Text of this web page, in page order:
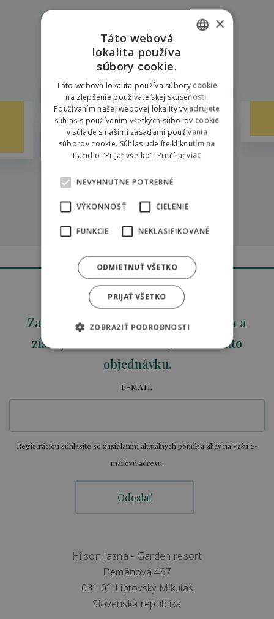
Vyskúšajte tiež
Ostaneme v rezorte
Späť na zážitky
Zaregistrujte svoju e-mailovú adresu a
získajte okamžitú zľavu 5% už na túto
objednávku.
E-MAIL
Registráciou súhlasíte so zasielaním aktuálnych ponúk a zliav na Vašu e-
mailovú adresu.
Hilson Jasná - Garden resort
Demänová 497
031 01 Liptovský Mikuláš
Slovenská republika
POLISH
×
Táto webová
lokalita používa
súbory cookie.
Táto webová lokalita používa súbory cookie
na zlepšenie používateľskej skúsenosti.
Používaním našej webovej lokality vyjadrujete
súhlas s používaním všetkých súborov cookie
v súlade s našimi zásadami používania
súborov cookie. Súhlas udelíte kliknutím na
tlačidlo "Prijať všetko". Prečítať viac
NEVYHNUTNE POTREBNÉ
VÝKONNOSŤ CIELENIE
FUNKCIE NEKLASIFIKOVANÉ
PRIJAŤ VŠETKO
ODMIETNUŤ VŠETKO
ZOBRAZIŤ PODROBNOSTI